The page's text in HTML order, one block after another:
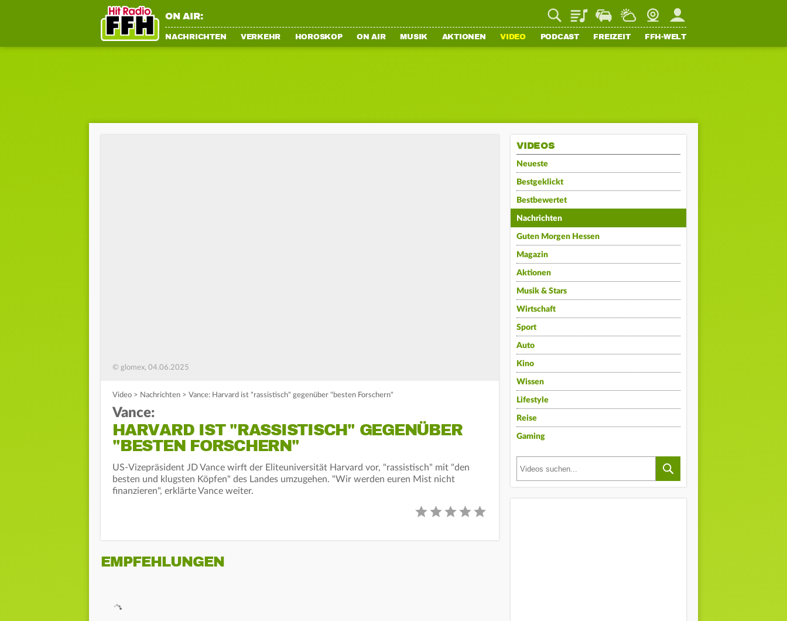
ON AIR: PlaylistStaupilotWetterWebcamMein FFH
NACHRICHTEN VERKEHR HOROSKOP ON AIR MUSIK AKTIONEN VIDEO PODCAST FREIZEIT FFH-WELT
© glomex, 04.06.2025
Video > Nachrichten > Vance: Harvard ist "rassistisch" gegenüber "besten Forschern"
Vance:
HARVARD IST "RASSISTISCH" GEGENÜBER
"BESTEN FORSCHERN"
US-Vizepräsident JD Vance wirft der Eliteuniversität Harvard vor, "rassistisch" mit "den
besten und klugsten Köpfen" des Landes umzugehen. "Wir werden euren Mist nicht
finanzieren", erklärte Vance weiter.
EMPFEHLUNGEN
VIDEOS
Neueste
Bestgeklickt
Bestbewertet
Nachrichten
Guten Morgen Hessen
Magazin
Aktionen
Musik & Stars
Wirtschaft
Sport
Auto
Kino
Wissen
Lifestyle
Reise
Gaming